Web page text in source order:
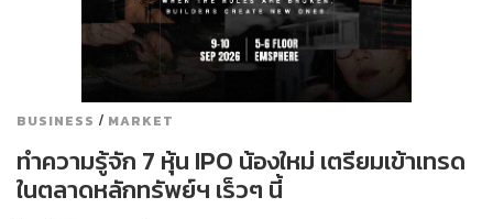
BUSINESS / MARKET
ทำความรู้จัก 7 หุ้น IPO น้องใหม่ เตรียมเข้าเทรด
ในตลาดหลักทรัพย์ฯ เร็วๆ นี้